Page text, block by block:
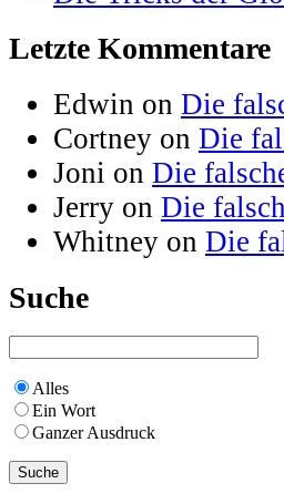
Letzte Kommentare
Edwin on Die
Cortney on Die
Joni on Die
Jerry on Die
Whitney on Die
Suche
Alles
Ein Wort
Ganzer Ausdruck